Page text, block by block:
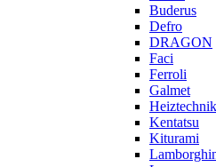
Buderus
Defro
DRAGON
Faci
Ferroli
Galmet
Heiztechnik
Kentatsu
Kiturami